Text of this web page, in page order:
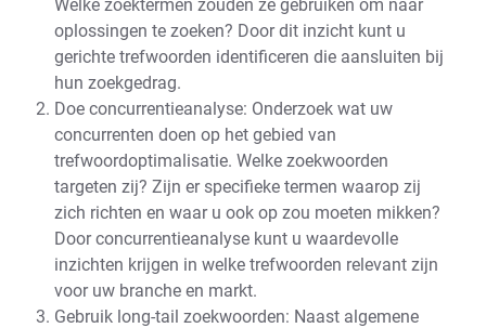
Welke zoektermen zouden ze gebruiken om naar
oplossingen te zoeken? Door dit inzicht kunt u
gerichte trefwoorden identificeren die aansluiten bij
hun zoekgedrag.
Doe concurrentieanalyse: Onderzoek wat uw
concurrenten doen op het gebied van
trefwoordoptimalisatie. Welke zoekwoorden
targeten zij? Zijn er specifieke termen waarop zij
zich richten en waar u ook op zou moeten mikken?
Door concurrentieanalyse kunt u waardevolle
inzichten krijgen in welke trefwoorden relevant zijn
voor uw branche en markt.
Gebruik long-tail zoekwoorden: Naast algemene